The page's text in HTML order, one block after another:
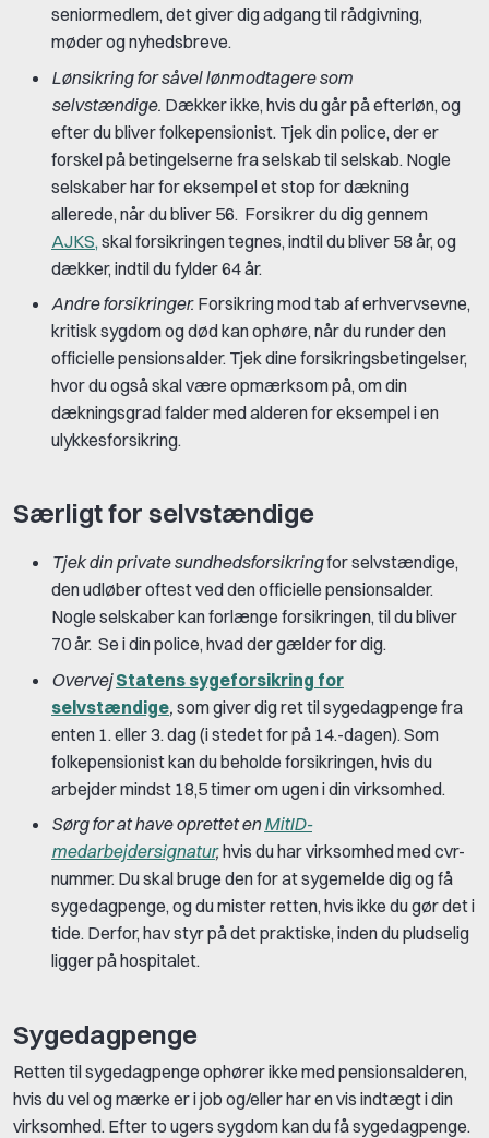
seniormedlem, det giver dig adgang til rådgivning,
møder og nyhedsbreve.
Lønsikring for såvel lønmodtagere som
selvstændige. Dækker ikke, hvis du går på efterløn, og
efter du bliver folkepensionist. Tjek din police, der er
forskel på betingelserne fra selskab til selskab. Nogle
selskaber har for eksempel et stop for dækning
allerede, når du bliver 56. Forsikrer du dig gennem
AJKS, skal forsikringen tegnes, indtil du bliver 58 år, og
dækker, indtil du fylder 64 år.
Andre forsikringer. Forsikring mod tab af erhvervsevne,
kritisk sygdom og død kan ophøre, når du runder den
officielle pensionsalder. Tjek dine forsikringsbetingelser,
hvor du også skal være opmærksom på, om din
dækningsgrad falder med alderen for eksempel i en
ulykkesforsikring.
Særligt for selvstændige
Tjek din private sundhedsforsikringfor selvstændige,
den udløber oftest ved den officielle pensionsalder.
Nogle selskaber kan forlænge forsikringen, til du bliver
70 år. Se i din police, hvad der gælder for dig.
OvervejStatens sygeforsikring for
selvstændige, som giver dig ret til sygedagpenge fra
enten 1. eller 3. dag (i stedet for på 14.-dagen). Som
folkepensionist kan du beholde forsikringen, hvis du
arbejder mindst 18,5 timer om ugen i din virksomhed.
Sørg for at have oprettet enMitID-
medarbejdersignatur,hvis du har virksomhed med cvr-
nummer. Du skal bruge den for at sygemelde dig og få
sygedagpenge, og du mister retten, hvis ikke du gør det i
tide. Derfor, hav styr på det praktiske, inden du pludselig
ligger på hospitalet.
Sygedagpenge
Retten til sygedagpenge ophører ikke med pensionsalderen,
hvis du vel og mærke er i job og/eller har en vis indtægt i din
virksomhed. Efter to ugers sygdom kan du få sygedagpenge.